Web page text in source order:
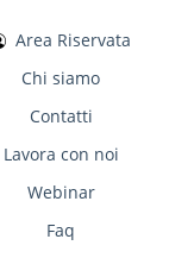
Area Riservata
Chi siamo
Contatti
Lavora con noi
Webinar
Faq